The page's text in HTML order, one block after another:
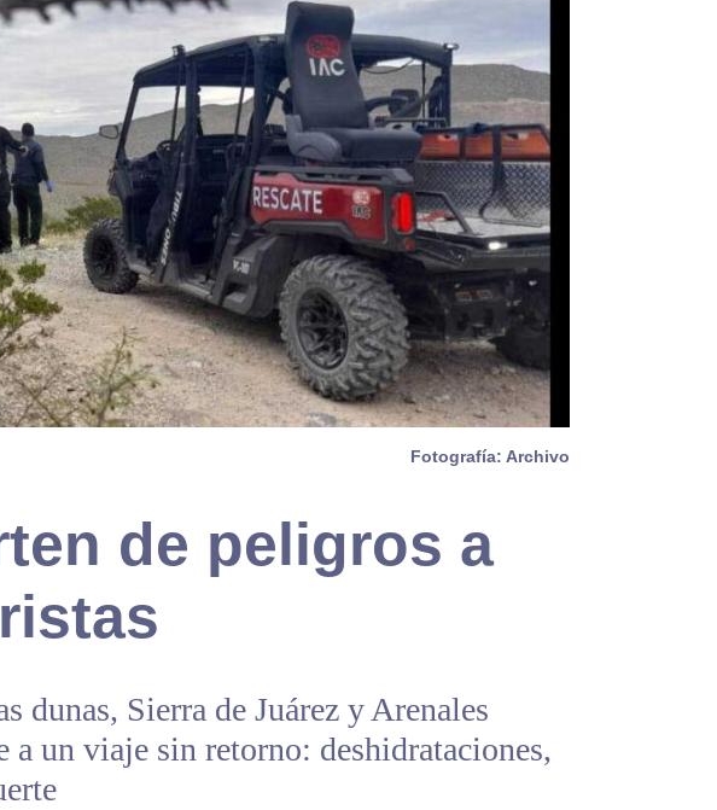
Fotografía: Archivo
de peligros a
dunas, Sierra de Juárez y Arenales
a un viaje sin retorno: deshidrataciones,